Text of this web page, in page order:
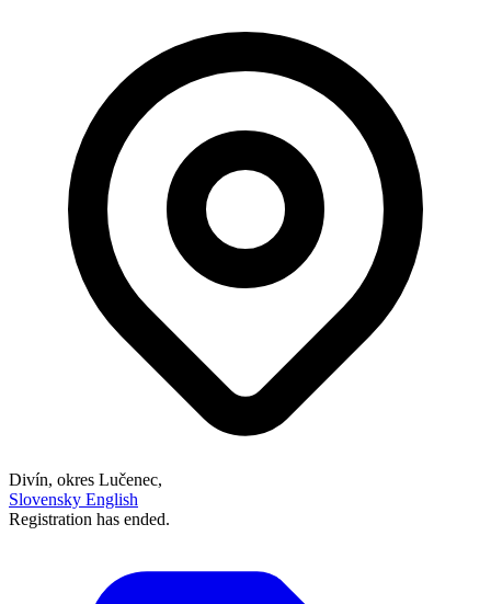
Divín, okres Lučenec,
Slovensky English
Registration has ended.